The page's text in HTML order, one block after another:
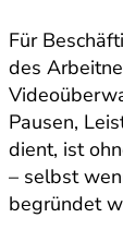
Für
des
Pausen,
dient, ist
– selbst
begründet